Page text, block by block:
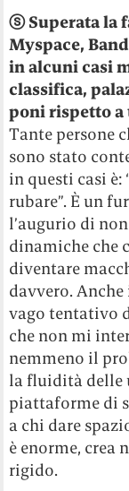
ⓢSuperata la
Myspace,
in alcuni casi
classifica,
poni rispetto a
Tante persone
sono stato
in questi casi
rubare”. È un
l’augurio di
dinamiche che
diventare
davvero.
vago tentativo
che non mi
nemmeno il
la fluidità delle
piattaforme di
a chi dare
è enorme, crea
rigido.